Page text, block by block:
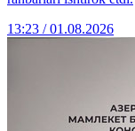
13:23 / 01.08.2026